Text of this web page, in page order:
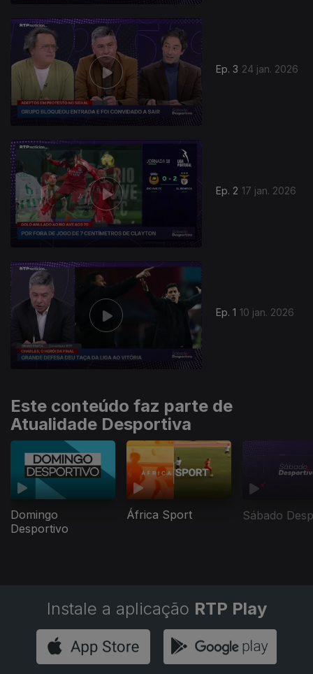
Ep. 3 24 jan. 2026
Ep. 2 17 jan. 2026
Ep. 1 10 jan. 2026
901485
Este conteúdo faz parte de
Atualidade Desportiva
Domingo
Desportivo
África Sport Sábado
Instale a aplicação RTP Play